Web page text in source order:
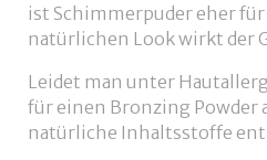
ist Schimmerpuder eher
natürlichen Look wirkt der
Leidet man unter
für einen Bronzing Powder
natürliche Inhaltsstoffe